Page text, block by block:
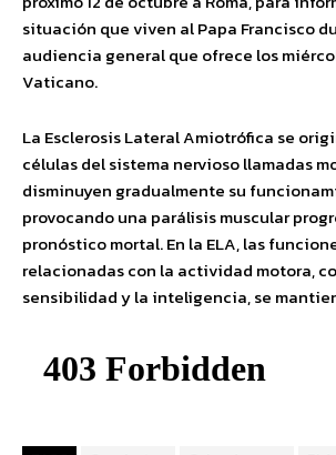
situación que viven al Papa Francisco
audiencia general que ofrece los
Vaticano.
La Esclerosis Lateral Amiotrófica se
células del sistema nervioso llamadas
disminuyen gradualmente su
provocando una parálisis muscular
pronóstico mortal. En la ELA, las
relacionadas con la actividad motora,
sensibilidad y la inteligencia, se